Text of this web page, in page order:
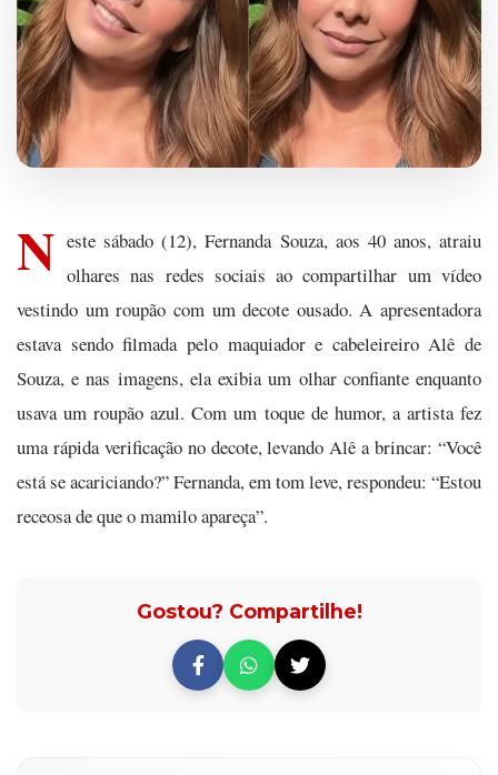
N este sábado (12), Fernanda Souza, aos 40 anos, atraiu
olhares nas redes sociais ao compartilhar um vídeo
vestindo um roupão com um decote ousado. A apresentadora
estava sendo filmada pelo maquiador e cabeleireiro Alê de
Souza, e nas imagens, ela exibia um olhar confiante enquanto
usava um roupão azul. Com um toque de humor, a artista fez
uma rápida verificação no decote, levando Alê a brincar: “Você
está se acariciando?” Fernanda, em tom leve, respondeu: “Estou
receosa de que o mamilo apareça”.
Gostou? Compartilhe!